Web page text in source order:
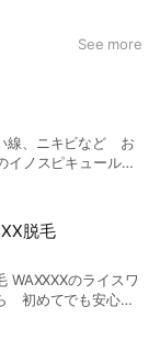
See more
線、ニキビなど お
イノスピキュールを
脱毛
WAXXXXのライスワ
初めてでも安心し